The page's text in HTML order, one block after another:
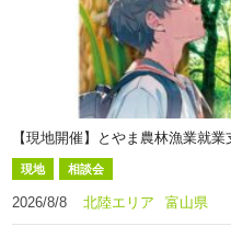
【現地開催】とやま農林漁業就業
現地 相談会
2026/8/8 北陸エリア 富山県